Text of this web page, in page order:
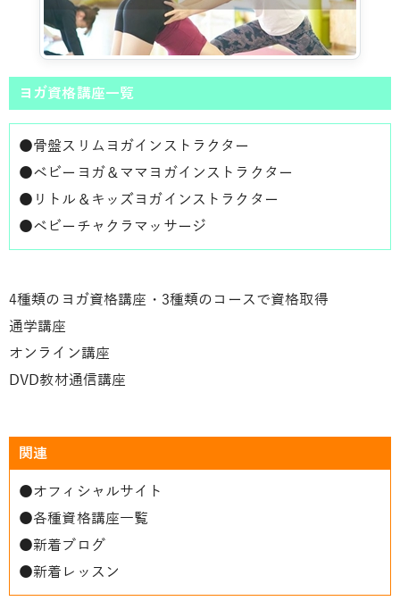
ヨガ資格講座一覧
●骨盤スリムヨガインストラクター
●ベビーヨガ＆ママヨガインストラクター
● リトル＆キッズヨガインストラクター
●ベビーチャクラマッサージ
4種類のヨガ資格講座・3種類のコースで資格取得
通学講座
オンライン講座
DVD教材通信講座
関連
●オフィシャルサイト
●各種資格講座一覧
●新着ブログ
●新着レッスン